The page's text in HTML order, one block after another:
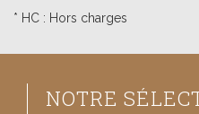
* HC : Hors charges
NOTRE